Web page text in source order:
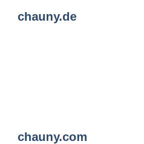
chauny.de
chauny.com